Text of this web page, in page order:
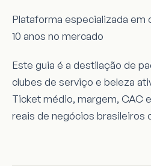
Plataforma especializada em
10 anos no mercado
Este guia é a destilação de
clubes de serviço e beleza
Ticket médio, margem, CAC
reais de negócios brasileiros